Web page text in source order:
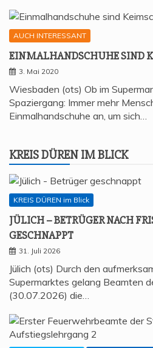
AUCH INTERESSANT
EIN­MAL­HAND­SCHU­HE SIND
3. Mai 2020
Wiesbaden (ots) Ob im
Spaziergang: Immer mehr
Einmalhandschuhe an, um sich…
KREIS DÜREN IM BLICK
KREIS DÜREN im Blick
JÜLICH – BETRÜ­GER NACH
GESCHNAPPT
31. Juli 2026
Jülich (ots) Durch den
Supermarktes gelang Beamten
(30.07.2026) die…